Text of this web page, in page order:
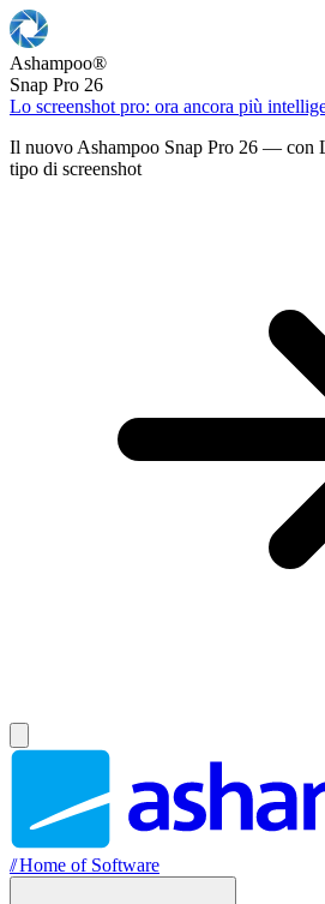
Ashampoo®
Snap Pro 26
Lo screenshot pro: ora ancora più
Il nuovo Ashampoo Snap Pro 26 — con
tipo di screenshot
//Home of Software